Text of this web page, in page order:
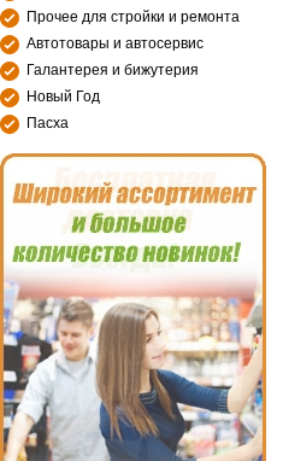
Прочее для стройки и ремонта
Автотовары и автосервис
Галантерея и бижутерия
Новый Год
Пасха